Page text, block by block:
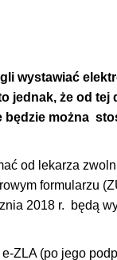
wystawiać
jednak, że od tej
będzie można
od lekarza
formularzu
2018 r. będą
ZLA (po jego